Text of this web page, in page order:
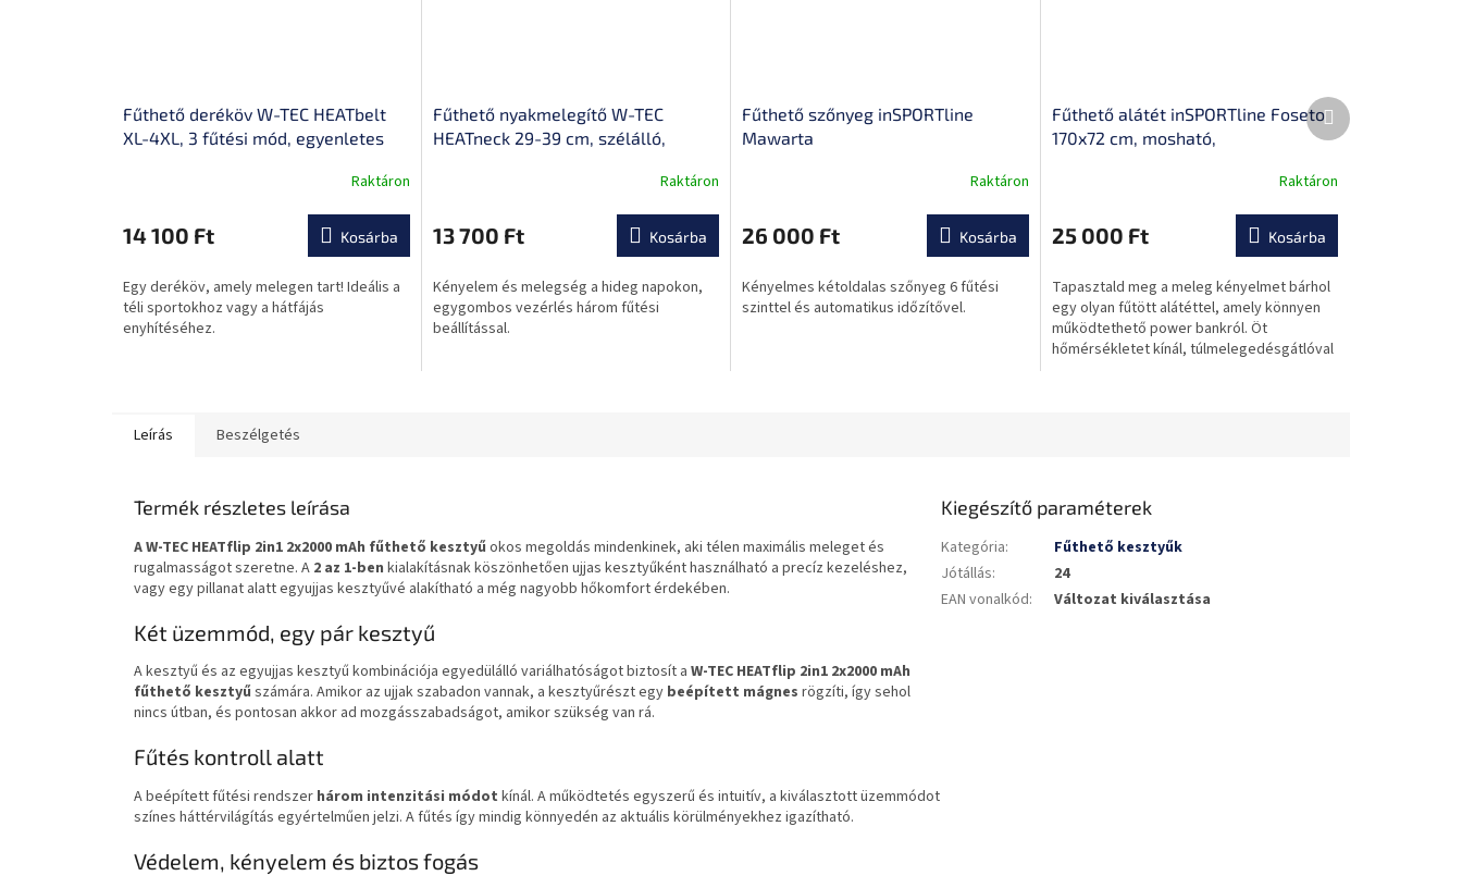
Fűthető deréköv W-TEC HEATbelt
XL-4XL, 3 fűtési mód, egyenletes
Raktáron
14 100 Ft Kosárba
Egy deréköv, amely melegen tart! Ideális a
téli sportokhoz vagy a hátfájás
enyhítéséhez.
Fűthető nyakmelegítő W-TEC
HEATneck 29-39 cm, szélálló,
Raktáron
13 700 Ft Kosárba
Kényelem és melegség a hideg napokon,
egygombos vezérlés három fűtési
beállítással.
Fűthető szőnyeg inSPORTline
Mawarta
átlagos
értékelése
ből
0,0
Raktáron
26 000 Ft Kosárba
Kényelmes kétoldalas szőnyeg 6 fűtési
szinttel és automatikus időzítővel.
Fűthető alátét inSPORTline Foseto
170x72 cm, mosható,
Raktáron
25 000 Ft Kosárba
Tapasztald meg a meleg kényelmet bárhol
egy olyan fűtött alátéttel, amely könnyen
működtethető power bankról. Öt
hőmérsékletet kínál, túlmelegedésgátlóval
Következő
termék
Leírás Beszélgetés
Termék részletes leírása
A W-TEC HEATflip 2in1 2x2000 mAh fűthető kesztyű okos megoldás mindenkinek, aki télen maximális meleget és
rugalmasságot szeretne. A 2 az 1-ben kialakításnak köszönhetően ujjas kesztyűként használható a precíz kezeléshez,
vagy egy pillanat alatt egyujjas kesztyűvé alakítható a még nagyobb hőkomfort érdekében.
Két üzemmód, egy pár kesztyű
A kesztyű és az egyujjas kesztyű kombinációja egyedülálló variálhatóságot biztosít a W-TEC HEATflip 2in1 2x2000 mAh
fűthető kesztyű számára. Amikor az ujjak szabadon vannak, a kesztyűrészt egy beépített mágnes rögzíti, így sehol
nincs útban, és pontosan akkor ad mozgásszabadságot, amikor szükség van rá.
Fűtés kontroll alatt
A beépített fűtési rendszer három intenzitási módot kínál. A működtetés egyszerű és intuitív, a kiválasztott üzemmódot
színes háttérvilágítás egyértelműen jelzi. A fűtés így mindig könnyedén az aktuális körülményekhez igazítható.
Védelem, kényelem és biztos fogás
Kiegészítő paraméterek
Kategória:
Fűthető kesztyűk
Jótállás:
24
EAN vonalkód: Változat kiválasztása